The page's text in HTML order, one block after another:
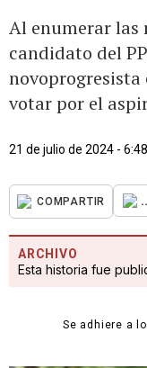
Al enumerar las
candidato del
votar por el
21 de julio de 2024 -
COMPARTIR
ARCHIVO
Esta historia fue
Se adhiere a